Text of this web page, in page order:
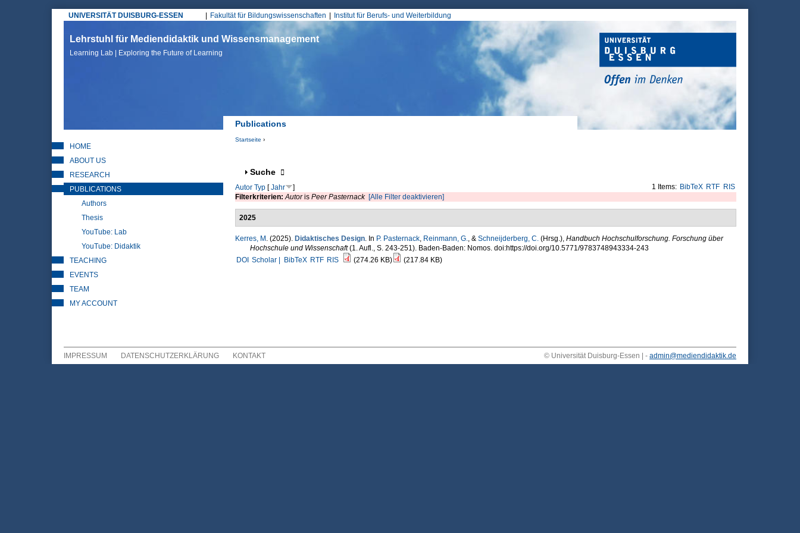
UNIVERSITÄT DUISBURG-ESSEN
Hauptmenü
Fakultät für Bildungswissenschaften Institut für Berufs- und Weiterbildung
Lehrstuhl für Mediendidaktik und Wissensmanagement
Learning Lab | Exploring the Future of Learning
Publications
Startseite ›
Anzeigen
Suche
1 Items: BibTeX RTF RIS
Autor Typ[Jahr
]
Filterkriterien:Autoris Peer Pasternack [Alle Filter deaktivieren]
2025
Kerres, M . (2025). Didaktisches Design. In P. Pasternack, Reinmann, G., & Schneijderberg, C.(Hrsg.), Handbuch Hochschulforschung. Forschung über
Hochschule und Wissenschaft(1. Aufl., S. 243-251). Baden-Baden: Nomos. doi:https://doi.org/10.5771/9783748943334-243
DOI Scholar | BibTeX RTF RIS (274.26 KB) (217.84 KB)
HOME
ABOUT US
RESEARCH
PUBLICATIONS
Authors
Thesis
YouTube: Lab
YouTube: Didaktik
TEACHING
EVENTS
TEAM
MY ACCOUNT
IMPRESSUM DATENSCHUTZERKLÄRUNG KONTAKT © Universität Duisburg-Essen | - admin@mediendidaktik.de